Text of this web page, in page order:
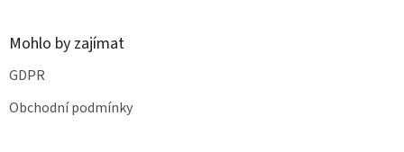
Mohlo by zajímat
GDPR
Obchodní podmínky